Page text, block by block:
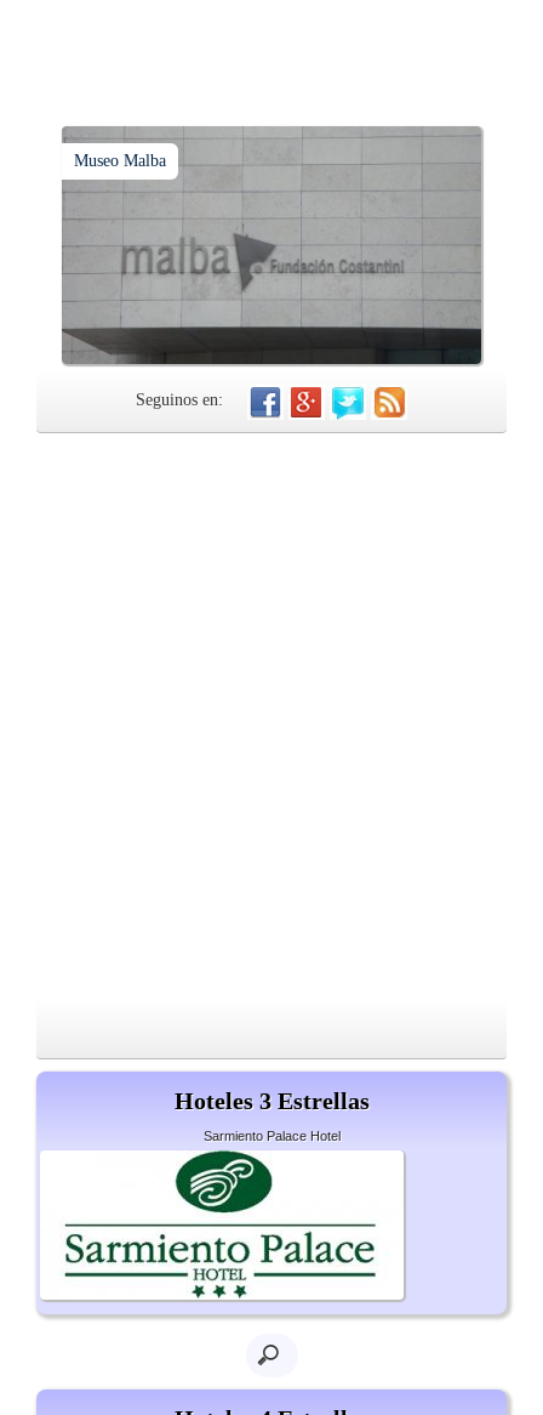
Museo Malba
Seguinos en:
Hoteles 3 Estrellas
Sarmiento Palace Hotel